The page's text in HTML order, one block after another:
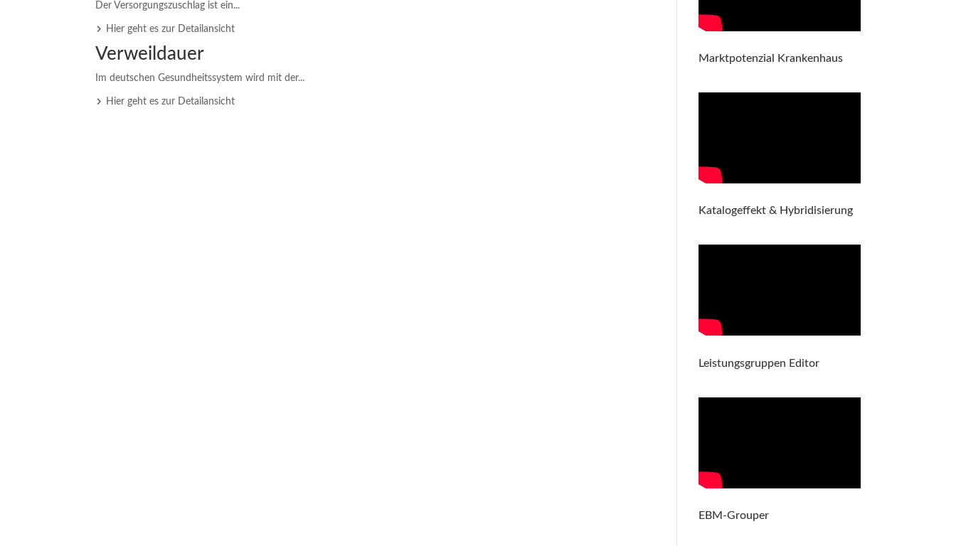
Der Versorgungszuschlag ist ein...
Hier geht es zur Detailansicht
Verweildauer
Im deutschen Gesundheitssystem wird mit der...
Hier geht es zur Detailansicht
Marktpotenzial Krankenhaus
Katalogeffekt & Hybridisierung
Leistungsgruppen Editor
EBM-Grouper